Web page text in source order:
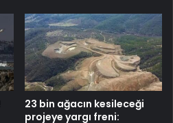
23 bin ağacın kesileceği
projeye yargı freni: